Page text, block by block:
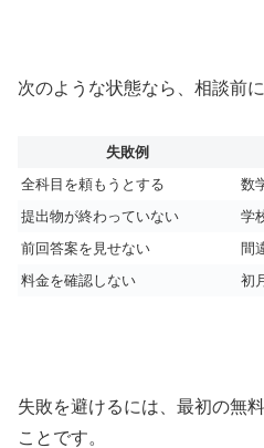
次のような状態なら、相談前
失敗例
全科目を頼もうとする
数
提出物が終わっていない
学
前回答案を見せない
間
料金を確認しない
初
失敗を避けるには、最初の無
ことです。